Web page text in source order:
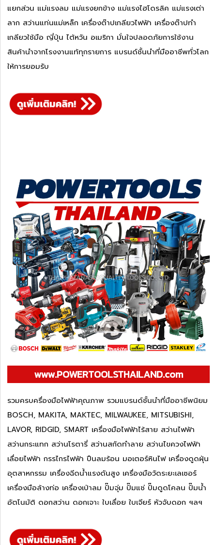
แยกส่วน แม่แรงลม แม่แรงยกข้าง แม่แรงไฮโดรลิค แม่แรงเต่า
ลาก สว่านแท่นแม่เหล็ก เครื่องต๊าปเกลียวไฟฟ้า เครื่องต๊าปทำ
เกลียวใช้มือ ญี่ปุ่น ไต้หวัน อเมริกา มั่นใจปลอดภัยการใช้งาน
สินค้านำจากโรงงานแท้ทุกรายการ แบรนด์ชั้นนำที่มืออาชีพทั่วโลก
ให้การยอมรับ
www.POWERTOOLSTHAILAND.com
รวมครบครื่องมือไฟฟ้าคุณภาพ รวมแบรนด์ชั้นนำที่มืออาชีพนิยม
BOSCH, MAKITA, MAKTEC, MILWAUKEE, MITSUBISHI,
LAVOR, RIDGID, SMART เครื่องมือไฟฟ้าไร้สาย สว่านไฟฟ้า
สว่านกระแทก สว่านโรตารี่ สว่านสกัดทำลาย สว่านไขควงไฟฟ้า
เลื่อยไฟฟ้า กรรไกรไฟฟ้า ปืนลมร้อน มอเตอร์หินไฟ เครื่องดูดฝุ่น
อุตสาหกรรม เครื่องฉีดน้ำแรงดันสูง เครื่องมือวัดระยะเลเซอร์
เครื่องมือล้างท่อ เครื่องเป่าลม ปั๊มจุ่ม ปั๊มแช่ ปั๊มดูดโคลน ปั๊มน้ำ
อัตโนมัติ ดอกสว่าน ดอกเจาะ ใบเลื่อย ใบเจียร์ หัวจับดอก ฯลฯ